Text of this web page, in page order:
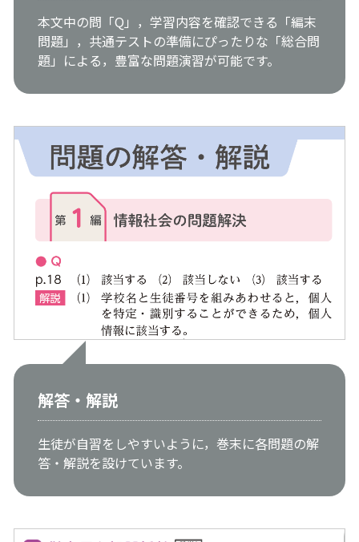
本文中の問「Q」，学習内容を確認できる「編末
問題」，共通テストの準備にぴったりな「総合問
題」による，豊富な問題演習が可能です。
解答・解説
生徒が自習をしやすいように，巻末に各問題の解
答・解説を設けています。